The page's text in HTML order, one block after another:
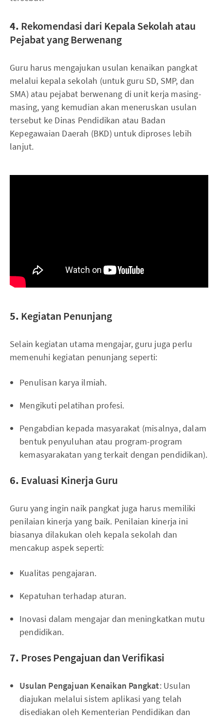
4. Rekomendasi dari Kepala Sekolah atau
Pejabat yang Berwenang
Guru harus mengajukan usulan kenaikan pangkat
melalui kepala sekolah (untuk guru SD, SMP, dan
SMA) atau pejabat berwenang di unit kerja masing-
masing, yang kemudian akan meneruskan usulan
tersebut ke Dinas Pendidikan atau Badan
Kepegawaian Daerah (BKD) untuk diproses lebih
lanjut.
5. Kegiatan Penunjang
Selain kegiatan utama mengajar, guru juga perlu
memenuhi kegiatan penunjang seperti:
Penulisan karya ilmiah.
Mengikuti pelatihan profesi.
Pengabdian kepada masyarakat (misalnya, dalam
bentuk penyuluhan atau program-program
kemasyarakatan yang terkait dengan pendidikan).
6. Evaluasi Kinerja Guru
Guru yang ingin naik pangkat juga harus memiliki
penilaian kinerja yang baik. Penilaian kinerja ini
biasanya dilakukan oleh kepala sekolah dan
mencakup aspek seperti:
Kualitas pengajaran.
Kepatuhan terhadap aturan.
Inovasi dalam mengajar dan meningkatkan mutu
pendidikan.
7. Proses Pengajuan dan Verifikasi
Usulan Pengajuan Kenaikan Pangkat: Usulan
diajukan melalui sistem aplikasi yang telah
disediakan oleh Kementerian Pendidikan dan